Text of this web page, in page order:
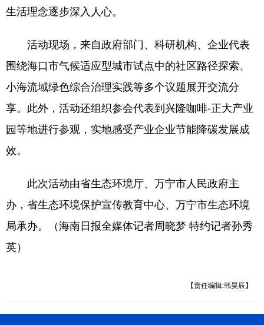
生活理念逐步深入人心。
活动现场，来自政府部门、科研机构、企业代表
围绕海口市气候适应型城市试点中的社区路径探索、
小海流域绿色综合治理实践等多个议题展开交流分
享。此外，活动还组织参会代表到兴隆咖啡-正大产业
园等地进行参观，实地感受产业企业节能降碳发展成
效。
此次活动由省生态环境厅、万宁市人民政府主
办，省生态环境保护宣传教育中心、万宁市生态环境
局承办。（海南日报全媒体记者周晓梦 特约记者孙秀
英）
【责任编辑:韩昊辰】